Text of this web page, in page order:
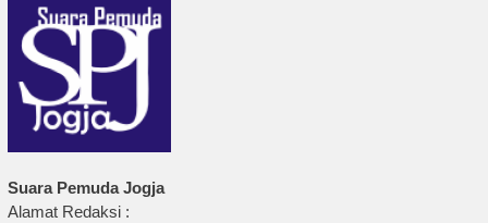
Suara Pemuda Jogja
Alamat Redaksi :